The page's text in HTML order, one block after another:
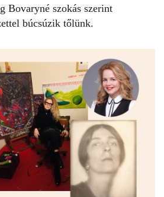
Bovaryné szokás szerint
búcsúzik tőlünk.